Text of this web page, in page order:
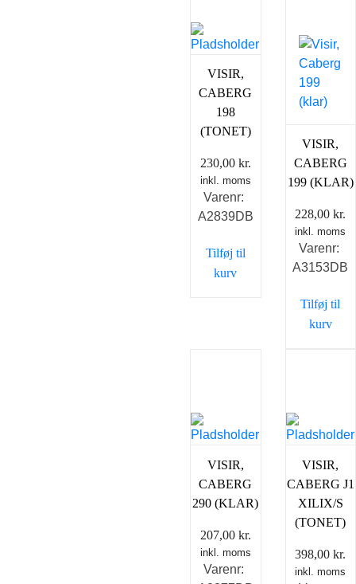
VISIR,
CABERG
198
(TONET)
230,00 kr.
inkl. moms
Varenr:
A2839DB
Tilføj til
kurv
VISIR,
CABERG
199 (KLAR)
228,00kr.
inkl. moms
Varenr:
A3153DB
Tilføj til
kurv
VISIR,
CABERG
290 (KLAR)
207,00 kr.
inkl. moms
Varenr:
VISIR,
CABERG J1
XILIX/S
(TONET)
398,00kr.
inkl. moms